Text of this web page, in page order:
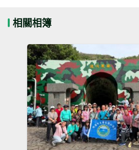
相關相簿